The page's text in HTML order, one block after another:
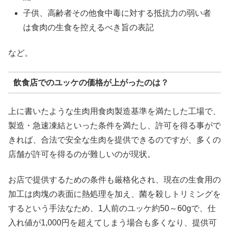
子供、高齢者その他食中毒に対する抵抗力の弱い者
は食肉の生食を控えるべき旨の表記
など。
飲食店でのユッケの価格が上がったのは？
上に書いたような生肉用食肉製造基準を満たした工場で、
製造・急速凍結といった条件を満たし、許可を得る事がで
きれば、合法で安全な生肉を提供できるのですが、多くの
店舗が許可を得るのが難しいのが現状。
お店で提供するための条件も厳格化され、現在の生食用の
加工は肉塊の表面に熱処理を加え、菌を殺しトリミングを
するという手法なため、1人前のユッケ約50～60gで、仕
入れ値が1,000円を超えてしまう場合も多くなり、提供可